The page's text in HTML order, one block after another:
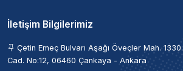
İletişim Bilgilerimiz
Çetin Emeç Bulvarı Aşağı Öveçler Mah. 1330.
Cad. No:12, 06460 Çankaya - Ankara